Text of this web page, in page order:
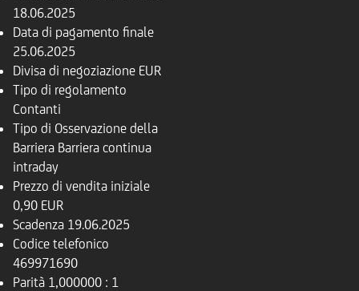
18.06.2025
Data di pagamento finale
25.06.2025
Divisa di negoziazione EUR
Tipo di regolamento
Contanti
Tipo di Osservazione della
Barriera Barriera continua
intraday
Prezzo di vendita iniziale
0,90 EUR
Scadenza 19.06.2025
Codice telefonico
469971690
Parità 1,000000 : 1